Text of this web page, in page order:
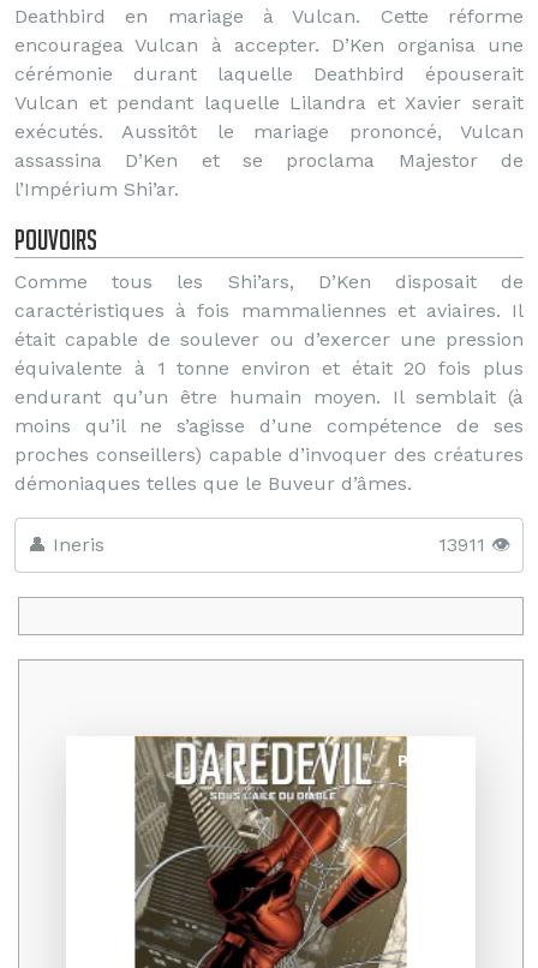
Deathbird en mariage à Vulcan. Cette réforme
encouragea Vulcan à accepter. D’Ken organisa une
cérémonie durant laquelle Deathbird épouserait
Vulcan et pendant laquelle Lilandra et Xavier serait
exécutés. Aussitôt le mariage prononcé, Vulcan
assassina D’Ken et se proclama Majestor de
l’Impérium Shi’ar.
Pouvoirs
Comme tous les Shi’ars, D’Ken disposait de
caractéristiques à fois mammaliennes et aviaires. Il
était capable de soulever ou d’exercer une pression
équivalente à 1 tonne environ et était 20 fois plus
endurant qu’un être humain moyen. Il semblait (à
moins qu’il ne s’agisse d’une compétence de ses
proches conseillers) capable d’invoquer des créatures
démoniaques telles que le Buveur d’âmes.
👤 Ineris 13911 👁️
Promo